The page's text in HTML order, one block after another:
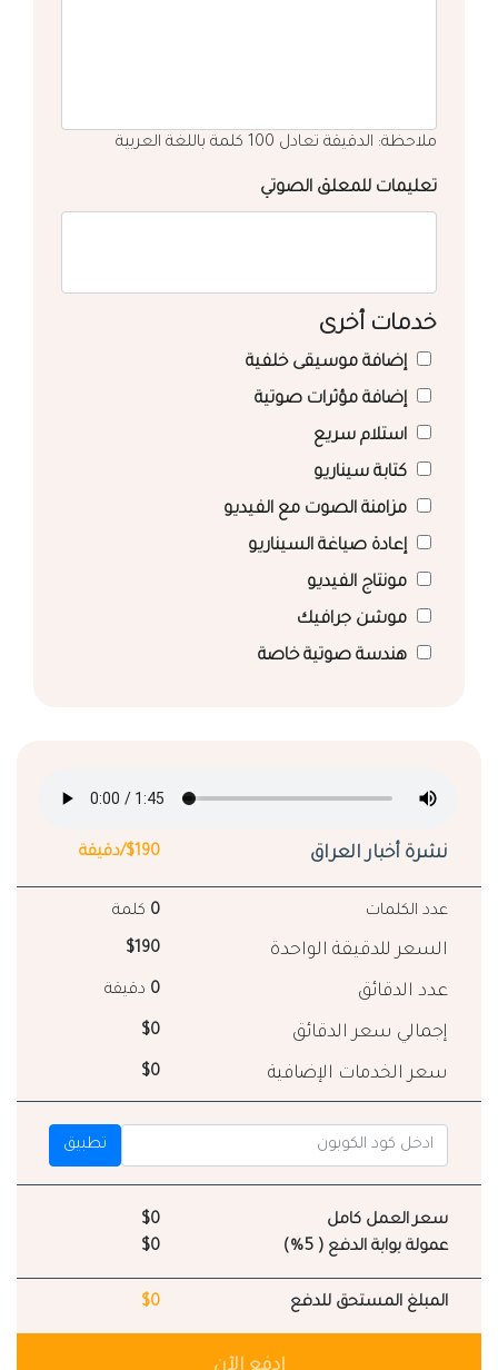
ملاحظة: الدقيقة تعادل 100 كلمة باللغة العربية
تعليمات للمعلق الصوتي
خدمات أخرى
إضافة موسيقى خلفية
إضافة مؤثرات صوتية
استلام سريع
كتابة سيناريو
مزامنة الصوت مع الفيديو
إعادة صياغة السيناريو
مونتاج الفيديو
موشن جرافيك
هندسة صوتية خاصة
نشرة أخبار العراق $190/دقيقة
عدد الكلمات 0 كلمة
السعر للدقيقة الواحدة $190
عدد الدقائق 0 دقيقة
إجمالي سعر الدقائق $0
سعر الخدمات الإضافية $0
تطبيق
سعر العمل كامل
$0
عمولة بوابة الدفع ( 5%)
$0
المبلغ المستحق للدفع $0